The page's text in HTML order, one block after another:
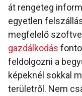
át rengeteg
egyetlen
megfelelő
gazdálkodás
feldolgozni a
képeknél sokkal
területről. Nem